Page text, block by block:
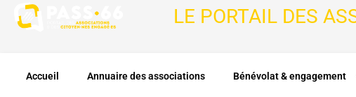
LE PORTAIL DES
Accueil Annuaire des associations Bénévolat & engagement